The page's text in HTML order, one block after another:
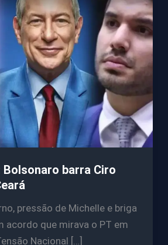
Bolsonaro barra Ciro
pressão de Michelle e briga
acordo que mirava o PT em
Nacional […]